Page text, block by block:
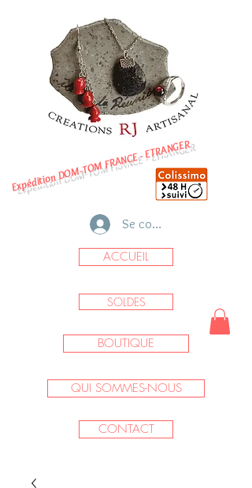
Expédition DOM-TOM FRANCE - ETRANGER
Se connecter
ACCUEIL
SOLDES
BOUTIQUE
QUI SOMMES-NOUS
CONTACT